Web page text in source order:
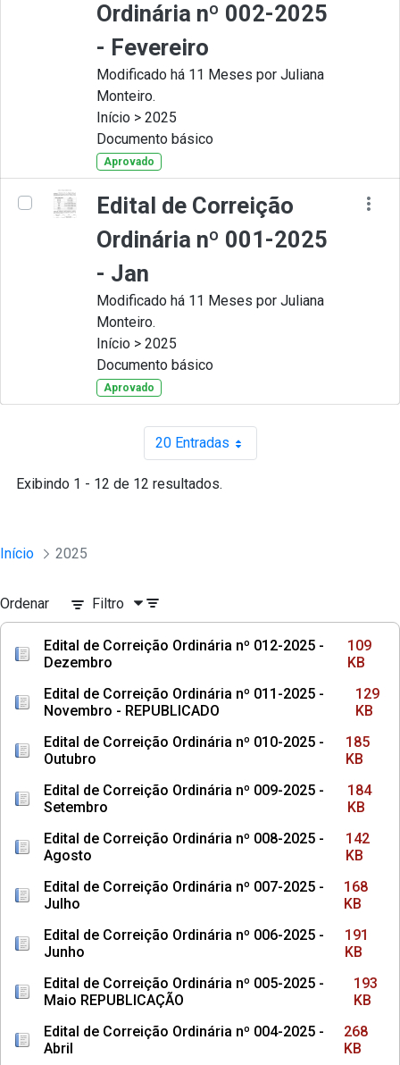
Ordinária nº 002-2025
- Fevereiro
Modificado há 11 Meses por Juliana
Monteiro.
Início > 2025
Documento básico
Aprovado
Edital de Correição
Ordinária nº 001-2025
- Jan
Modificado há 11 Meses por Juliana
Monteiro.
Início > 2025
Documento básico
Aprovado
20 EntradasPor página
Exibindo 1 - 12 de 12 resultados.
Início 2025
Ordenar Filtro
Edital de Correição Ordinária nº 012-2025 -
Dezembro
109
KB
Edital de Correição Ordinária nº 011-2025 -
Novembro - REPUBLICADO
129
KB
Edital de Correição Ordinária nº 010-2025 -
Outubro
185
KB
Edital de Correição Ordinária nº 009-2025 -
Setembro
184
KB
Edital de Correição Ordinária nº 008-2025 -
Agosto
142
KB
Edital de Correição Ordinária nº 007-2025 -
Julho
168
KB
Edital de Correição Ordinária nº 006-2025 -
Junho
191
KB
Edital de Correição Ordinária nº 005-2025 -
Maio REPUBLICAÇÃO
193
KB
Edital de Correição Ordinária nº 004-2025 -
Abril
268
KB